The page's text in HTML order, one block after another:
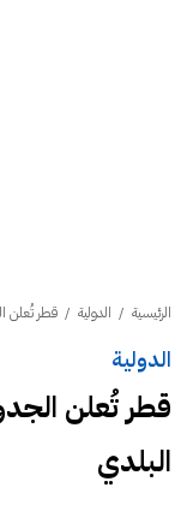
الرئيسية / الدولية / قطر تُعلن
الدولية
قطر تُعلن
البلدي